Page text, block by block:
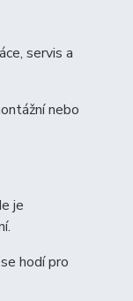
servis a
nebo
je
hodí pro